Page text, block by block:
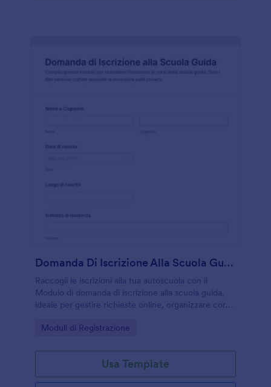
Domanda Di Iscrizione Alla Scuola Guida
Raccogli le iscrizioni alla tua autoscuola con il
Modulo di domanda di iscrizione alla scuola guida,
ideale per gestire richieste online, organizzare corsi
modulo con Jotform.
Go to Category:
Moduli di Registrazione
Usa Template